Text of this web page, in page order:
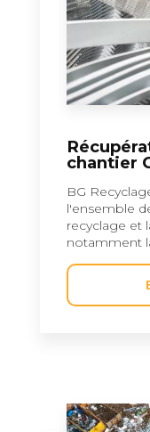
chantier
BG
l'ensemble
recyclage et
notamment